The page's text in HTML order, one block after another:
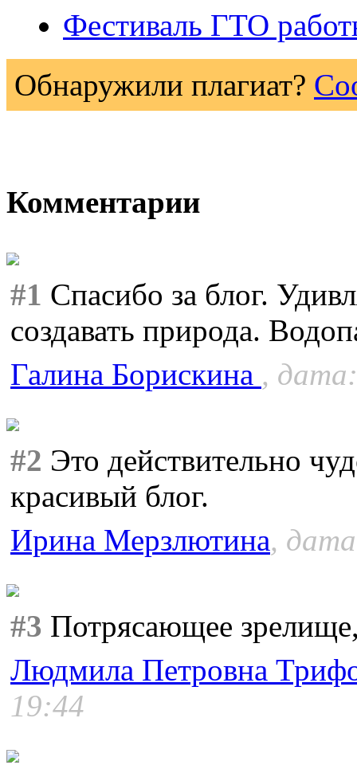
Фестиваль ГТО
Обнаружили плагиат?
Комментарии
#1 Спасибо за блог.
создавать природа.
Галина Борискина ,
#2 Это действительно
красивый блог.
Ирина Мерзлютина,
#3 Потрясающее
Людмила Петровна
19:44